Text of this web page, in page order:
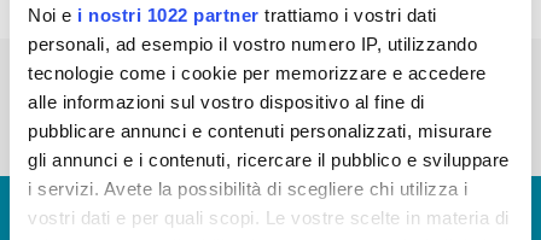
Noi e i nostri 1022 partner trattiamo i vostri dati
personali, ad esempio il vostro numero IP, utilizzando
tecnologie come i cookie per memorizzare e accedere
alle informazioni sul vostro dispositivo al fine di
pubblicare annunci e contenuti personalizzati, misurare
gli annunci e i contenuti, ricercare il pubblico e sviluppare
i servizi. Avete la possibilità di scegliere chi utilizza i
vostri dati e per quali scopi. Le vostre scelte in materia di
« prima ‹ precedente 1 2 3 4
6
7
© Copyright 2017 - 2026
GLOSSARIO